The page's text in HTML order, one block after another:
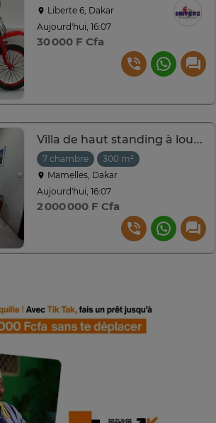
Liberte 6, Dakar
Aujourd'hui, 16:07
30 000 F Cfa
Villa de haut standing à louer aux Mamelles
7 chambre
300 m²
Mamelles, Dakar
Aujourd'hui, 16:07
2 000 000 F Cfa